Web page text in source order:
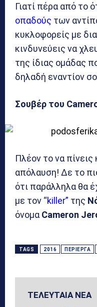
Γιατί πέρα από το
οπαδούς των
κυκλοφορείς με
κινδυνεύεις να
της ίδιας ομάδας
δηλαδή εναντίον
Σουβέρ του
Πλέον το να
απόλαυση! Δε το
ότι παράλληλα θα
με τον “killer” της
όνομα Cameron
TAGS 2016 ΠΕΡΊΕΡΓΑ
ΤΕΛΕΥΤΑΙΑ ΝΕΑ